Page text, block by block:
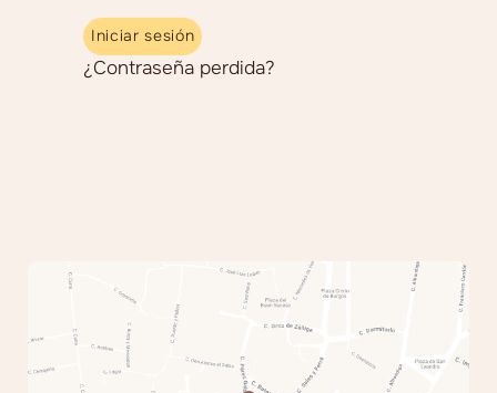
Iniciar sesión
¿Contraseña perdida?